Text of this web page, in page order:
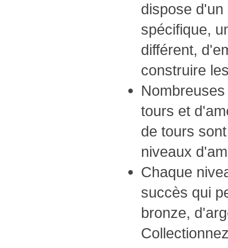
dispose
spécifique,
différent,
construire
tours et
de tours
niveaux
Chaque
succès qui
bronze,